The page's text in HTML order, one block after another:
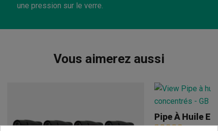
une pression sur le verre.
Vous aimerez aussi
Pipe À Huile